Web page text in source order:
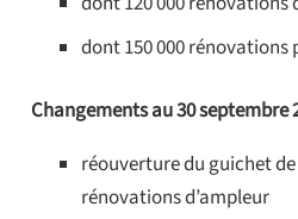
dont 150 000 rénovations
Changements au 30 septembre
réouverture du guichet
rénovations d’ampleur